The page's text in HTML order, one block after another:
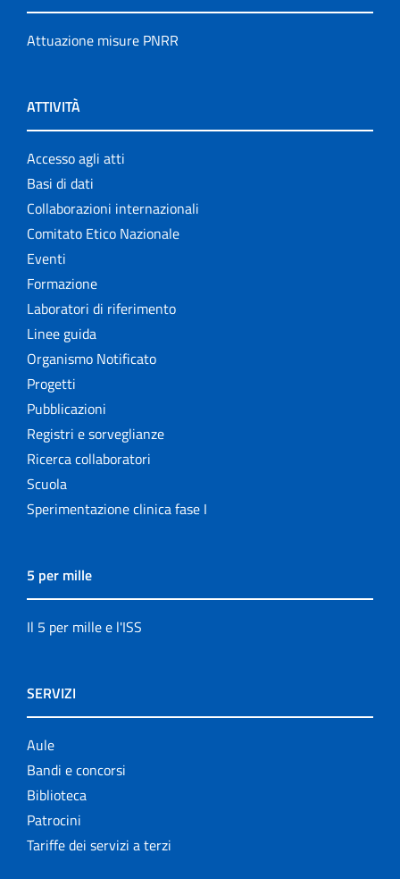
Attuazione misure PNRR
ATTIVITÀ
Accesso agli atti
Basi di dati
Collaborazioni internazionali
Comitato Etico Nazionale
Eventi
Formazione
Laboratori di riferimento
Linee guida
Organismo Notificato
Progetti
Pubblicazioni
Registri e sorveglianze
Ricerca collaboratori
Scuola
Sperimentazione clinica fase I
5 per mille
Il 5 per mille e l'ISS
SERVIZI
Aule
Bandi e concorsi
Biblioteca
Patrocini
Tariffe dei servizi a terzi